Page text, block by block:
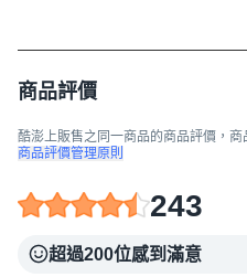
商品評價
酷澎上販售之同一商品的商品評價，商
商品評價管理原則
243
超過200位感到滿意